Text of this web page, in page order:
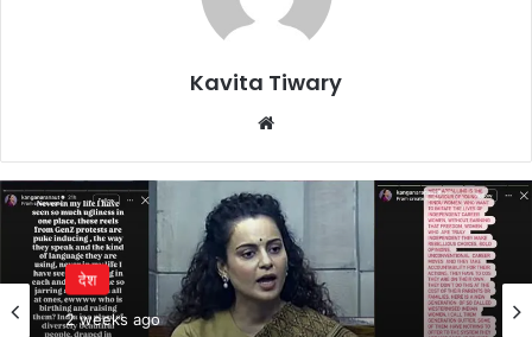
Kavita Tiwary
देश
2 weeks ago